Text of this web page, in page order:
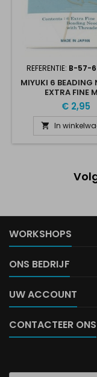
REFERENTIE: B-57-6
MIYUKI 6 BEADING
EXTRA FINE
€ 2,95
 In
WORKSHOPS
ONS BEDRIJF
UW ACCOUNT
CONTACTEER ONS